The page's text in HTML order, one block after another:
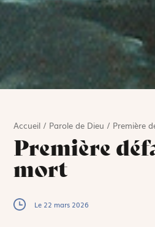
Accueil / Parole de Dieu / Première
Première
mort
Le 22 mars 2026